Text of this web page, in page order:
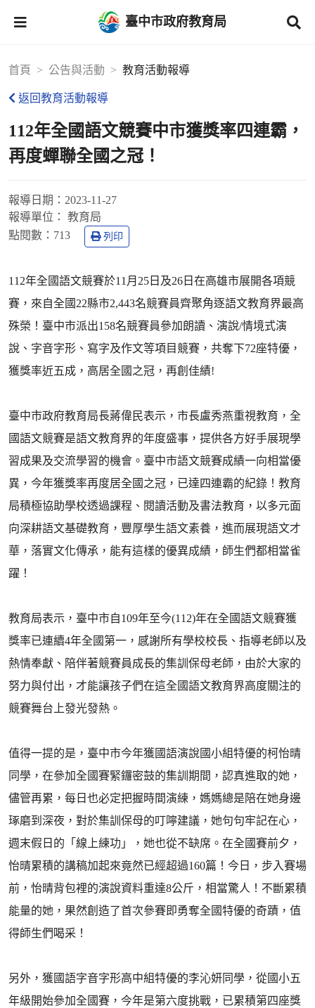
臺中市政府教育局
首頁 公告與活動 教育活動報導
返回教育活動報導
112年全國語文競賽中市獲獎率四連霸，
再度蟬聯全國之冠！
報導日期： 2023-11-27
報導單位：
教育局
點閱數： 713 列印
112年全國語文競賽於11月25日及26日在高雄市展開各項競
賽，來自全國22縣市2,443名競賽員齊聚角逐語文教育界最高
殊榮！臺中市派出158名競賽員參加朗讀、演說/情境式演
說、字音字形、寫字及作文等項目競賽，共奪下72座特優，
獲獎率近五成，高居全國之冠，再創佳績!
臺中市政府教育局長蔣偉民表示，市長盧秀燕重視教育，全
國語文競賽是語文教育界的年度盛事，提供各方好手展現學
習成果及交流學習的機會。臺中市語文競賽成績一向相當優
異，今年獲獎率再度居全國之冠，已達四連霸的紀錄！教育
局積極協助學校透過課程、閱讀活動及書法教育，以多元面
向深耕語文基礎教育，豐厚學生語文素養，進而展現語文才
華，落實文化傳承，能有這樣的優異成績，師生們都相當雀
躍！
教育局表示，臺中市自109年至今(112)年在全國語文競賽獲
獎率已連續4年全國第一，感謝所有學校校長、指導老師以及
熱情奉獻、陪伴著競賽員成長的集訓保母老師，由於大家的
努力與付出，才能讓孩子們在這全國語文教育界高度關注的
競賽舞台上發光發熱。
值得一提的是，臺中市今年獲國語演說國小組特優的柯怡晴
同學，在參加全國賽緊鑼密鼓的集訓期間，認真進取的她，
儘管再累，每日也必定把握時間演練，媽媽總是陪在她身邊
琢磨到深夜，對於集訓保母的叮嚀建議，她句句牢記在心，
週末假日的「線上練功」，她也從不缺席。在全國賽前夕，
怡晴累積的講稿加起來竟然已經超過160篇！今日，步入賽場
前，怡晴背包裡的演說資料重達8公斤，相當驚人！不斷累積
能量的她，果然創造了首次參賽即勇奪全國特優的奇蹟，值
得師生們喝采！
另外，獲國語字音字形高中組特優的李沁妍同學，從國小五
年級開始參加全國賽，今年是第六度挑戰，已累積第四座獎